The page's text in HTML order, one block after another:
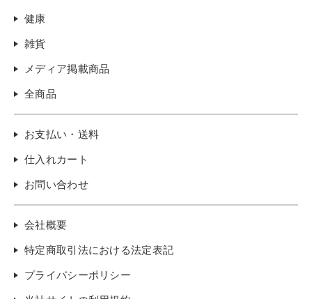
健康
雑貨
メディア掲載商品
全商品
お支払い・送料
仕入れカート
お問い合わせ
会社概要
特定商取引法における法定表記
プライバシーポリシー